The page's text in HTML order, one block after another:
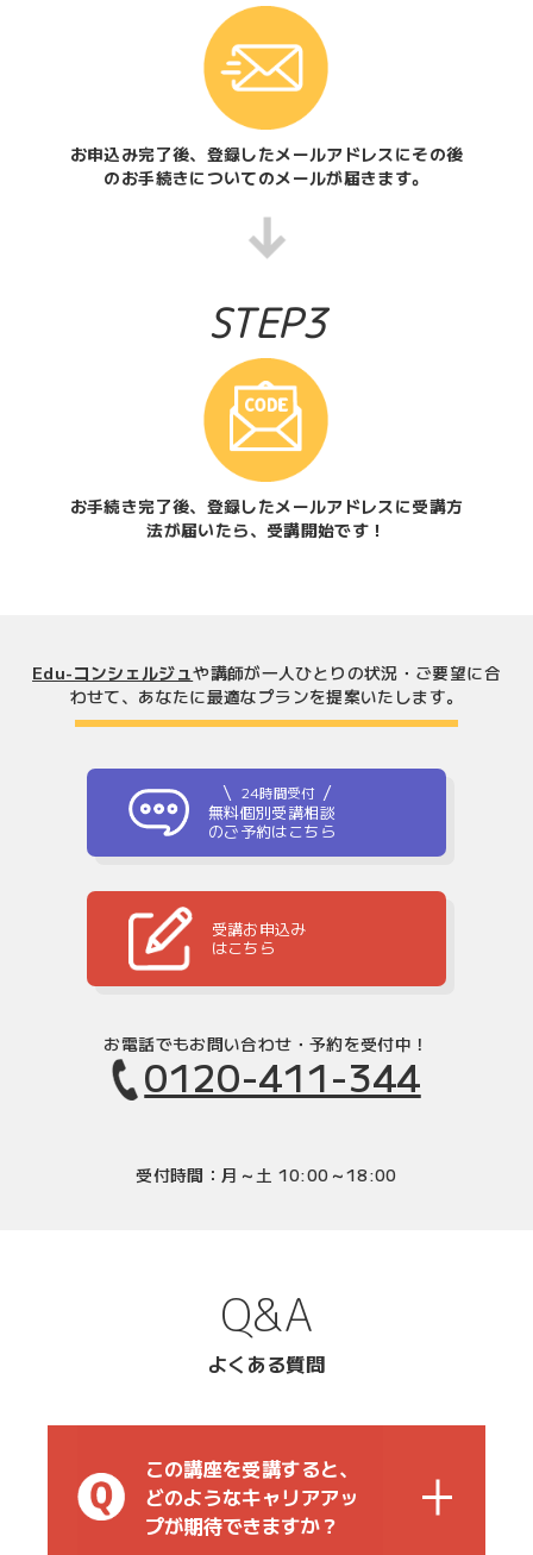
お申込み完了後、登録したメールアドレスにその後
のお手続きについてのメールが届きます。
STEP3
お手続き完了後、登録したメールアドレスに受講方
法が届いたら、受講開始です！
Edu-コンシェルジュや講師が一人ひとりの状況・ご要望に合
わせて、 あなたに最適なプランを提案いたします。
24時間受付
無料個別受講相談
のご予約はこちら
受講お申込み
はこちら
お電話でもお問い合わせ・予約を受付中！
0120-411-344
受付時間：月～土 10:00～18:00
Q&A
よくある質問
この講座を受講すると、
どのようなキャリアアッ
プが期待できますか？